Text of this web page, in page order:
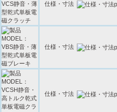
仕様・寸法
仕様・寸法
仕様・寸法